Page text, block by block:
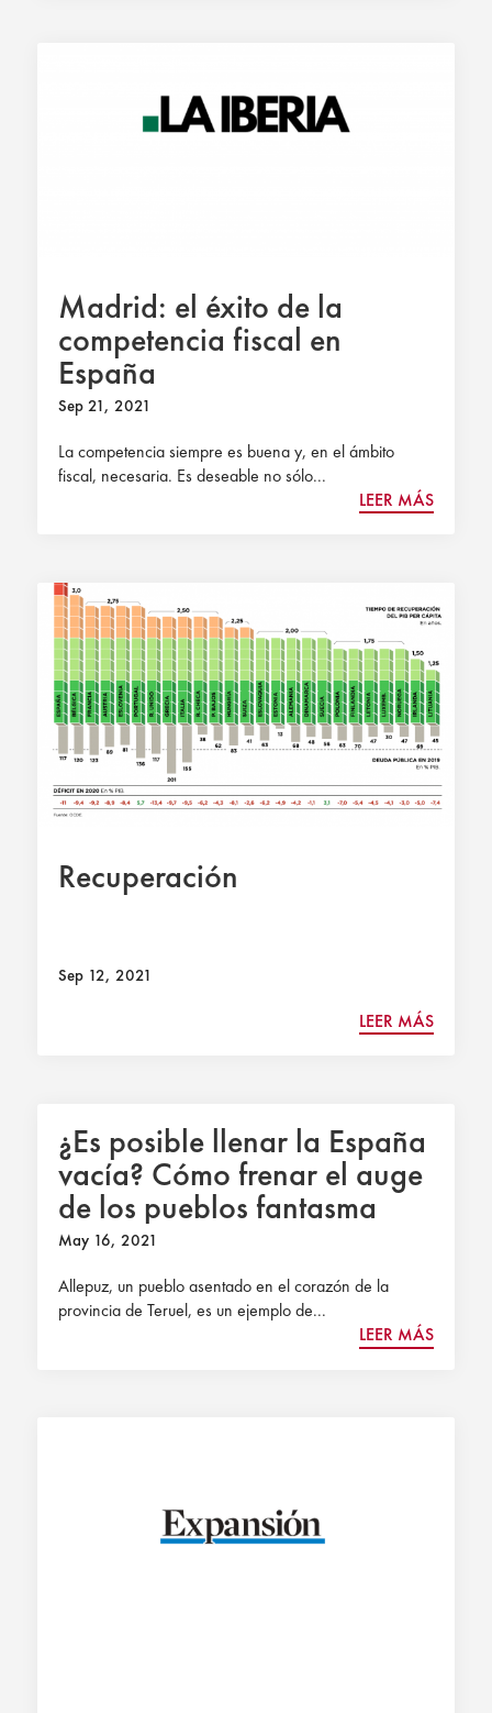
Madrid: el éxito de la
competencia fiscal en
España
Sep 21, 2021
La competencia siempre es buena y, en el ámbito
fiscal, necesaria. Es deseable no sólo...
LEER MÁS
Recuperación
Sep 12, 2021
LEER MÁS
¿Es posible llenar la España
vacía? Cómo frenar el auge
de los pueblos fantasma
May 16, 2021
Allepuz, un pueblo asentado en el corazón de la
provincia de Teruel, es un ejemplo de...
LEER MÁS